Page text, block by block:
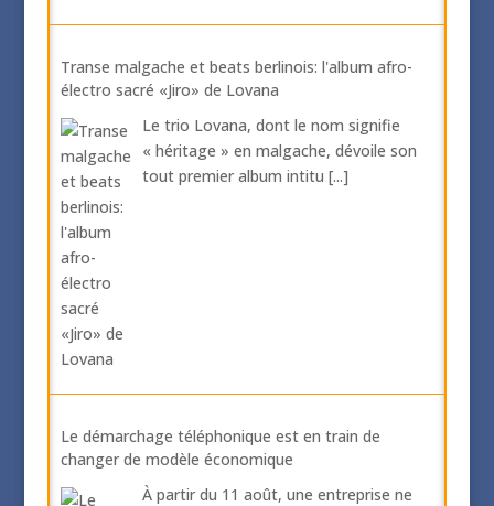
Transe malgache et beats berlinois: l'album afro-
électro sacré «Jiro» de Lovana
Le trio Lovana, dont le nom signifie
« héritage » en malgache, dévoile son
tout premier album intitu [...]
Le démarchage téléphonique est en train de
changer de modèle économique
À partir du 11 août, une entreprise ne